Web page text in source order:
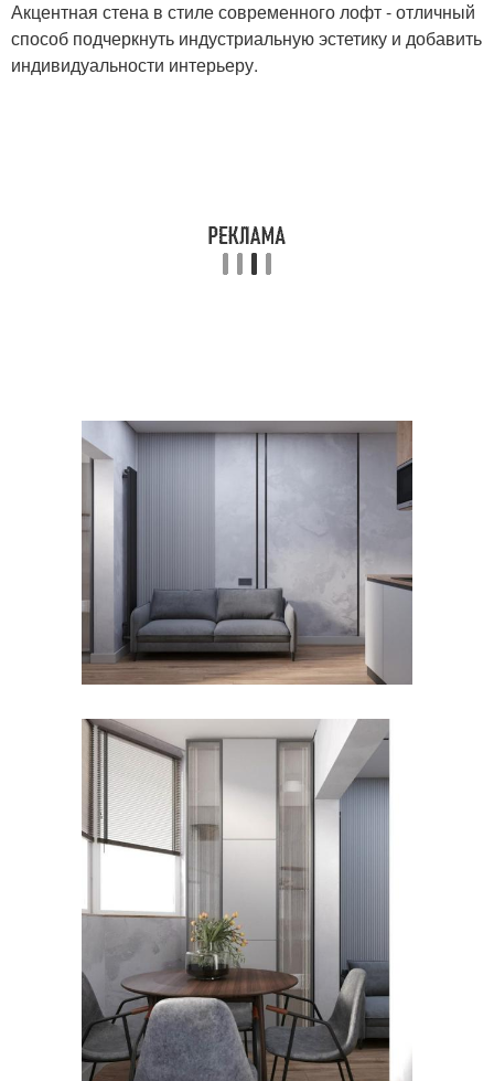
Акцентная стена в стиле современного лофт - отличный
способ подчеркнуть индустриальную эстетику и добавить
индивидуальности интерьеру.